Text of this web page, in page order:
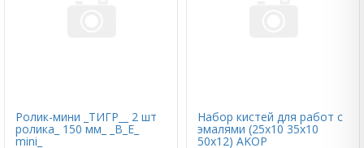
Ролик-мини _ТИГР__ 2 шт
ролика_ 150 мм_ _В_Е_
mini_
Набор кистей для работ с
эмалями (25х10 35х10
50х12) AKOP